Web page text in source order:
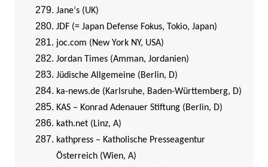
Jane‘s (UK)
JDF (= Japan Defense Fokus, Tokio, Japan)
joc.com (New York NY, USA)
Jordan Times (Amman, Jordanien)
Jüdische Allgemeine (Berlin, D)
ka-news.de (Karlsruhe, Baden-Württemberg, D)
KAS – Konrad Adenauer Stiftung (Berlin, D)
kath.net (Linz, A)
kathpress – Katholische Presseagentur
Österreich (Wien, A)